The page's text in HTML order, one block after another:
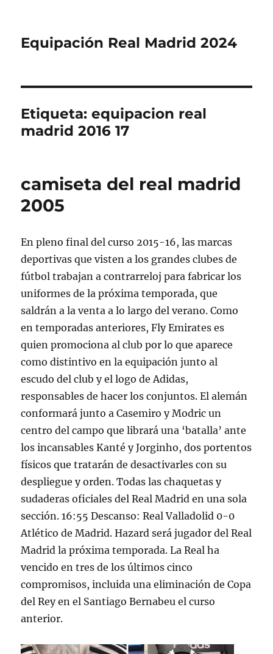
Equipación Real Madrid 2024
Etiqueta:equipacion real
madrid 2016 17
camiseta del real madrid
2005
En pleno final del curso 2015-16, las marcas
deportivas que visten a los grandes clubes de
fútbol trabajan a contrarreloj para fabricar los
uniformes de la próxima temporada, que
saldrán a la venta a lo largo del verano. Como
en temporadas anteriores, Fly Emirates es
quien promociona al club por lo que aparece
como distintivo en la equipación junto al
escudo del club y el logo de Adidas,
responsables de hacer los conjuntos. El alemán
conformará junto a Casemiro y Modric un
centro del campo que librará una ‘batalla’ ante
los incansables Kanté y Jorginho, dos portentos
físicos que tratarán de desactivarles con su
despliegue y orden. Todas las chaquetas y
sudaderas oficiales del Real Madrid en una sola
sección. 16:55 Descanso: Real Valladolid 0-0
Atlético de Madrid. Hazard será jugador del Real
Madrid la próxima temporada. La Real ha
vencido en tres de los últimos cinco
compromisos, incluida una eliminación de Copa
del Rey en el Santiago Bernabeu el curso
anterior.